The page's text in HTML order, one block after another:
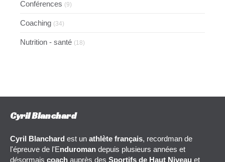
Conférences (9)
Coaching (34)
Nutrition - santé (18)
Cyril Blanchard
Cyril Blanchard est un athlète français, recordman de
l'épreuve de l'Enduroman depuis plusieurs années et
désormais coach auprès des Sportifs de Haut Niveau et